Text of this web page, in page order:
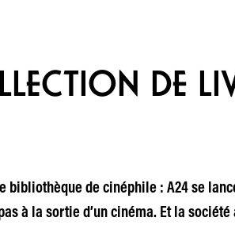
DE
de cinéphile : A24 se
à la sortie d’un cinéma. Et la